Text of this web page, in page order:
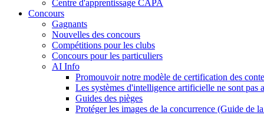
Centre d'apprentissage CAPA
Concours
Gagnants
Nouvelles des concours
Compétitions pour les clubs
Concours pour les particuliers
AI Info
Promouvoir notre modèle de certification des
Les systèmes d'intelligence artificielle ne sont pas
Guides des pièges
Protéger les images de la concurrence (Guide de